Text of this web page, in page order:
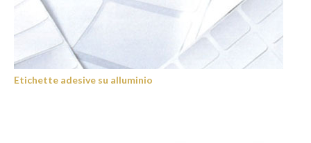
Etichette adesive su alluminio